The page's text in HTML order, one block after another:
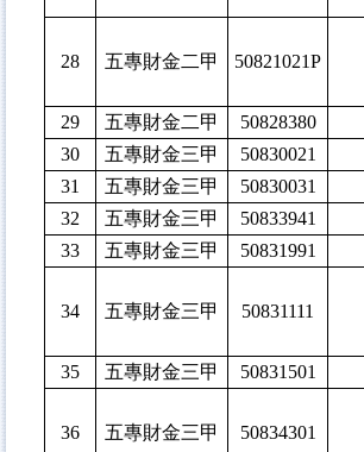
28 五專財金二甲 50821021P
29 五專財金二甲 50828380
30
五專財金三甲 50830021
31
五專財金三甲 50830031
32
五專財金三甲 50833941
33
五專財金三甲 50831991
34 五專財金三甲 50831111
35 五專財金三甲 50831501
36 五專財金三甲 50834301